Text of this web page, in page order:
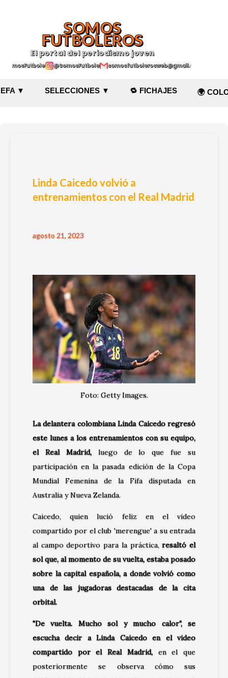
SOMOS
FUTBOLEROS
El portal del periodismo joven
@SomosFutbolerossomosfutbolerosweb@gmail.com
▼ SELECCIONES ▼ 🔁 FICHAJES 🌍
Linda Caicedo volvió a
entrenamientos con el Real Madrid
agosto 21, 2023
Foto: Getty Images.
La delantera colombiana Linda Caicedo regresó
este lunes a los entrenamientos con su equipo,
el Real Madrid,luego de lo que fue su
participación en la pasada edición de la Copa
Mundial Femenina de la Fifa disputada en
Australia y Nueva Zelanda.
Caicedo, quien lució feliz en el video
compartido por el club 'merengue' a su entrada
al campo deportivo para la práctica,resaltó el
sol que, al momento de su vuelta, estaba posado
sobre la capital española, a donde volvió como
una de las jugadoras destacadas de la cita
orbital.
"De vuelta. Mucho sol y mucho calor", se
escucha decir a Linda Caicedo en el video
compartido por el Real Madrid,en el que
posteriormente se observa cómo sus